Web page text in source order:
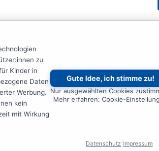
zu
Kinder in
Daten
Werbung.
kein
mit Wirkung
Gute Idee, ich stimme zu!
Nur ausgewählten Cookies
Mehr erfahren: Cookie-
Datenschutz Impressum
3
Magazin finden Sie aktuelle